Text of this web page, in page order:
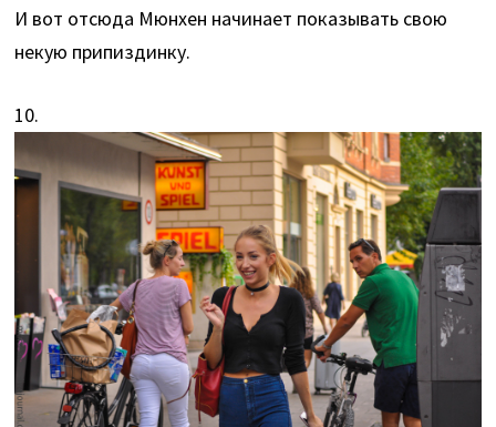
И вот отсюда Мюнхен начинает показывать свою
некую припиздинку.
10.